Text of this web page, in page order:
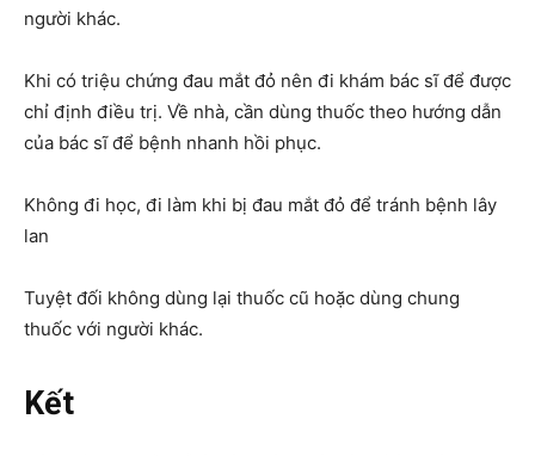
người khác.
Khi có triệu chứng đau mắt đỏ nên đi khám bác sĩ để được
chỉ định điều trị. Về nhà, cần dùng thuốc theo hướng dẫn
của bác sĩ để bệnh nhanh hồi phục.
Không đi học, đi làm khi bị đau mắt đỏ để tránh bệnh lây
lan
Tuyệt đối không dùng lại thuốc cũ hoặc dùng chung
thuốc với người khác.
Kết